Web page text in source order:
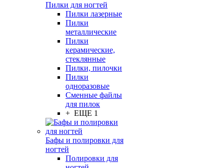
Пилки для ногтей
Пилки лазерные
Пилки
металлические
Пилки
керамические,
стеклянные
Пилки, пилочки
Пилки
одноразовые
Сменные файлы
для пилок
+ ЕЩЕ 1
Бафы и полировки для
ногтей
Полировки для